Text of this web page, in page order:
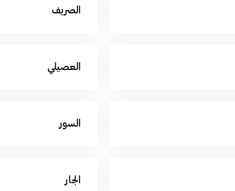
الصريف
العصيلي
السور
الجار